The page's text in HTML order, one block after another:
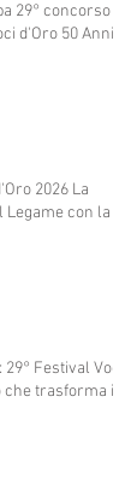
29° concorso
d'Oro 50 Anni
2026 La
Legame con la
29° Festival Voci
che trasforma i